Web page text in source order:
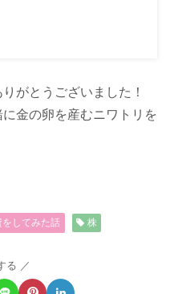
りがとうございました！
金の卵を産むニワトリを
をしてみた話 株
る